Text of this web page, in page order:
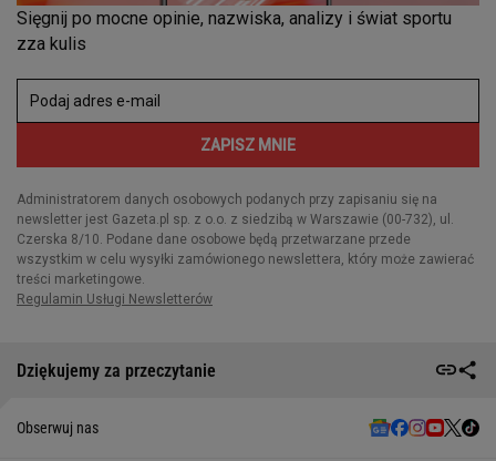
Dziękujemy za przeczytanie
Obserwuj nas